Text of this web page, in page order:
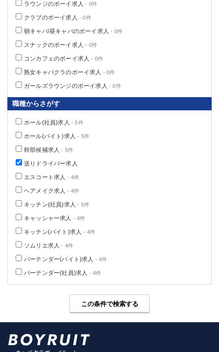
ラウンジのボーイ求人 - 0件
クラブのボーイ求人 - 0件
朝キャバ/昼キャバのボーイ求人 - 0件
スナックのボーイ求人 - 0件
コンカフェのボーイ求人 - 0件
熟女キャバクラのボーイ求人 - 0件
ガールズラウンジのボーイ求人 - 0件
職種からさがす
ホール(社員)求人 - 5件
ホール(バイト)求人 - 5件
幹部候補求人 - 5件
送りドライバー求人
エスコート求人 - 4件
ヘアメイク求人 - 4件
キッチン(社員)求人 - 5件
キャッシャー求人 - 4件
キッチン(バイト)求人 - 4件
ソムリエ求人 - 4件
バーテンダー(バイト)求人 - 4件
バーテンダー(社員)求人 - 4件
この条件で検索する